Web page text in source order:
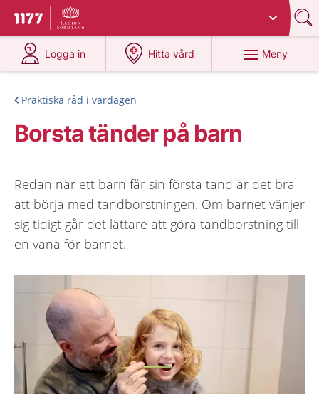
Till startsidan för 1177
Du har valt region
Logga in
på 1177.se
Hitta vård
på 1177.se
Meny
Praktiska råd i vardagen
Borsta tänder på barn
Redan när ett barn får sin första tand är det bra
att börja med tandborstningen. Om barnet vänjer
sig tidigt går det lättare att göra tandborstning till
en vana för barnet.